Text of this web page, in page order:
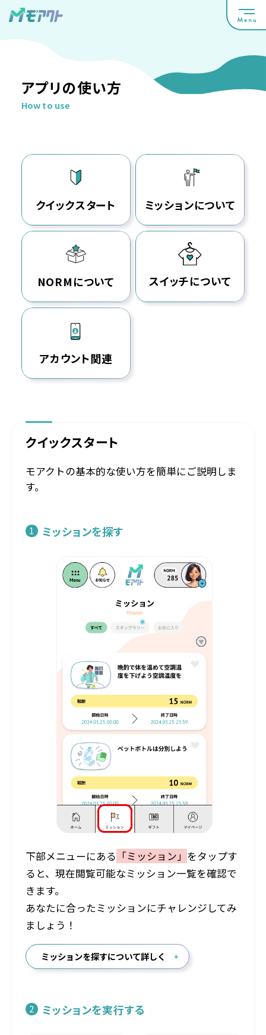
アプリの使い方
How to use
クイックスタート ミッションについて
NORMについて スイッチについて
アカウント関連
クイックスタート
モアクトの基本的な使い方を簡単にご説明しま
す。
1 ミッションを探す
下部メニューにある 「ミッション」 をタップす
ると、現在閲覧可能なミッション一覧を確認で
きます。
あなたに合ったミッションにチャレンジしてみ
ましょう！
ミッションを探すについて詳しく
2 ミッションを実行する